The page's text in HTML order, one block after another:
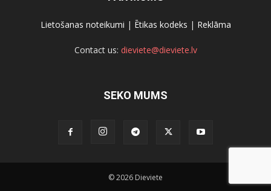
Lietošanas noteikumi | Ētikas kodeks | Reklāma
Contact us: dieviete@dieviete.lv
SEKO MUMS
© 2026 Dieviete